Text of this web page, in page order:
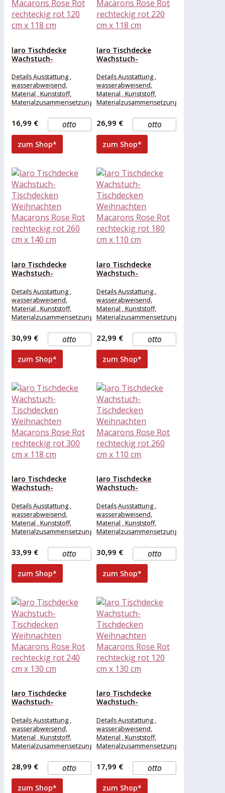
laro Tischdecke
Wachstuch-
Weihnachten
Macarons Rose Rot...
Details Ausstattung ,
wasserabweisend,
Material , Kunststoff,
Materialzusammensetzung
Gewicht Breite , 120 cm,
Länge , 118
otto
16,99 €
zum Shop*
laro Tischdecke
Wachstuch-
Weihnachten
Macarons Rose Rot...
Details Ausstattung ,
wasserabweisend,
Material , Kunststoff,
Materialzusammensetzung
Gewicht Breite , 220 cm,
Länge , 118
otto
26,99 €
zum Shop*
laro Tischdecke
Wachstuch-
Weihnachten
Macarons Rose Rot...
Details Ausstattung ,
wasserabweisend,
Material , Kunststoff,
Materialzusammensetzung
Gewicht Breite , 260 cm,
Länge , 140
otto
30,99 €
zum Shop*
laro Tischdecke
Wachstuch-
Weihnachten
Macarons Rose Rot...
Details Ausstattung ,
wasserabweisend,
Material , Kunststoff,
Materialzusammensetzung
Gewicht Breite , 180 cm,
Länge , 110
otto
22,99 €
zum Shop*
laro Tischdecke
Wachstuch-
Weihnachten
Macarons Rose Rot...
Details Ausstattung ,
wasserabweisend,
Material , Kunststoff,
Materialzusammensetzung
Gewicht Breite , 300 cm,
Länge , 118
otto
33,99 €
zum Shop*
laro Tischdecke
Wachstuch-
Weihnachten
Macarons Rose Rot...
Details Ausstattung ,
wasserabweisend,
Material , Kunststoff,
Materialzusammensetzung
Gewicht Breite , 260 cm,
Länge , 110
otto
30,99 €
zum Shop*
laro Tischdecke
Wachstuch-
Weihnachten
Macarons Rose Rot...
Details Ausstattung ,
wasserabweisend,
Material , Kunststoff,
Materialzusammensetzung
Gewicht Breite , 240 cm,
Länge , 130
otto
28,99 €
zum Shop*
laro Tischdecke
Wachstuch-
Weihnachten
Macarons Rose Rot...
Details Ausstattung ,
wasserabweisend,
Material , Kunststoff,
Materialzusammensetzung
Gewicht Breite , 120 cm,
Länge , 130
otto
17,99 €
zum Shop*